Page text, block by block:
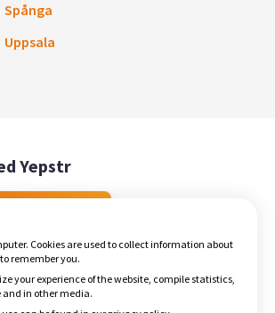
Spånga
Uppsala
Yepstr
Cookies are used to collect information about
remember you.
your experience of the website, compile statistics,
and in other media.